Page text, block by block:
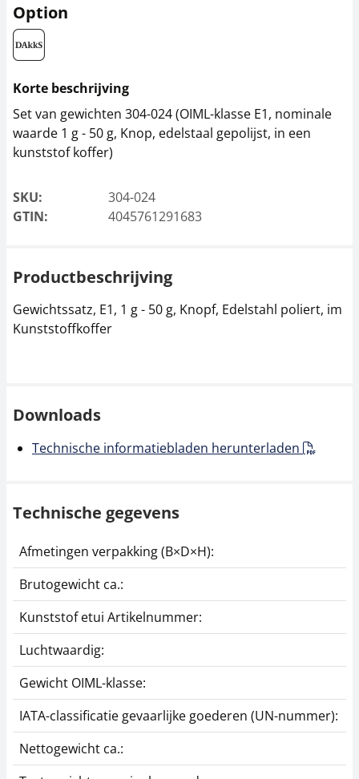
Option
Korte beschrijving
Set van gewichten 304-024 (OIML-klasse E1, nominale
waarde 1 g - 50 g, Knop, edelstaal gepolijst, in een
kunststof koffer)
SKU:
304-024
GTIN:
4045761291683
Productbeschrijving
Gewichtssatz, E1, 1 g - 50 g, Knopf, Edelstahl poliert, im
Kunststoffkoffer
Downloads
Technische informatiebladen herunterladen
Technische gegevens
Afmetingen verpakking (B×D×H):
Brutogewicht ca.:
Kunststof etui Artikelnummer:
Luchtwaardig:
Gewicht OIML-klasse:
IATA-classificatie gevaarlijke goederen (UN-nummer):
Nettogewicht ca.: